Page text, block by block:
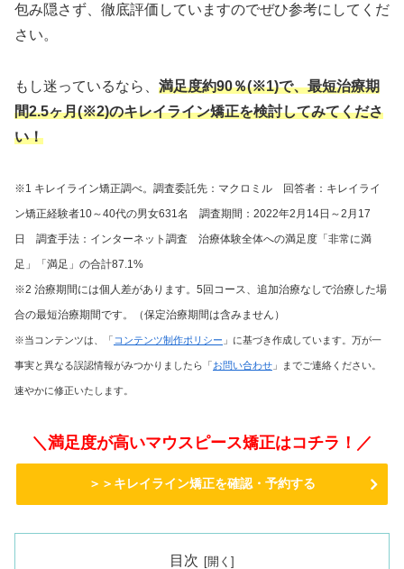
包み隠さず、徹底評価していますのでぜひ参考にしてくだ
さい。
もし迷っているなら、 満足度約90％(※1)で、最短治療期
間2.5ヶ月(※2)のキレイライン矯正を検討してみてくださ
い！
※1 キレイライン矯正調べ。調査委託先：マクロミル 回答者：キレイライ
ン矯正経験者10～40代の男女631名 調査期間：2022年2月14日～2月17
日 調査手法：インターネット調査 治療体験全体への満足度「非常に満
足」「満足」の合計87.1%
※2 治療期間には個人差があります。5回コース、追加治療なしで治療した場
合の最短治療期間です。（保定治療期間は含みません）
※当コンテンツは、「 コンテンツ制作ポリシー 」に基づき作成しています。万が一
事実と異なる誤認情報がみつかりましたら「 お問い合わせ 」までご連絡ください。
速やかに修正いたします。
＼満足度が高いマウスピース矯正はコチラ！／
＞＞キレイライン矯正を確認・予約する
目次